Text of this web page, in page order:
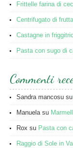
Frittelle farina di
Centrifugato di
Castagne in
Pasta con sugo di
Commenti
Sandra mancosu su
Manuelasu
Rox su Pasta con
Raggio di Sole in